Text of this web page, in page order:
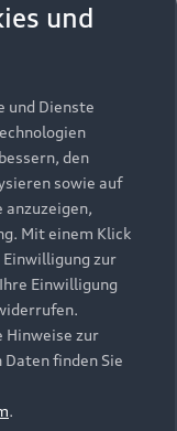
und
und Dienste
den
sowie auf
Mit einem Klick
zur
Einwilligung
Hinweise zur
finden Sie
.